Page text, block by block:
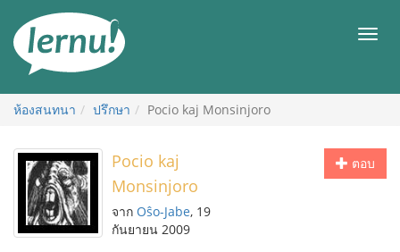
สารบัญ
เมนู
ห้องสนทนา ปรึกษา Pocio kaj Monsinjoro
ตอบ
Pocio kaj
Monsinjoro
จาก Oŝo-Jabe, 19
กันยายน 2009